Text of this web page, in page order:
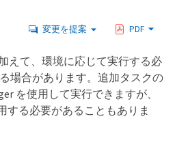
変更を提案 PDF
えて、環境に応じて実行する必
場合があります。追加タスクの
を使用して実行できますが、
する必要があることもありま